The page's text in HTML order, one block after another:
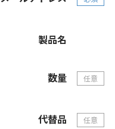
製品名
数量 任意
代替品 任意